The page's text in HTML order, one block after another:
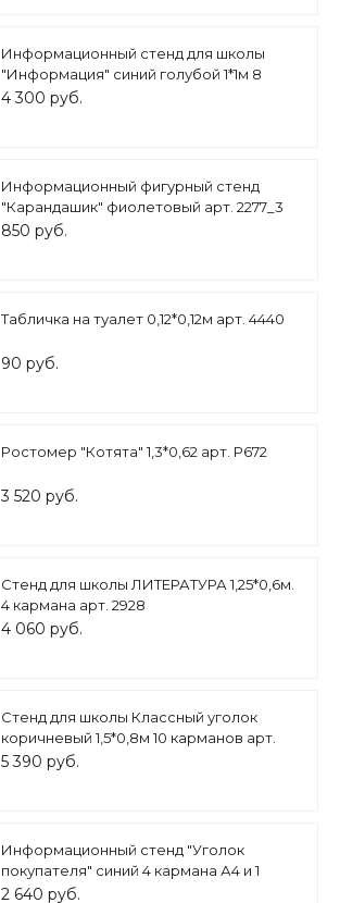
Информационный стенд для школы
"Информация" синий голубой 1*1м 8
карманов А4 арт. 3917
4 300 руб.
Информационный фигурный стенд
"Карандашик" фиолетовый арт. 2277_3
850 руб.
Табличка на туалет 0,12*0,12м арт. 4440
90 руб.
Ростомер "Котята" 1,3*0,62 арт. Р672
3 520 руб.
Стенд для школы ЛИТЕРАТУРА 1,25*0,6м.
4 кармана арт. 2928
4 060 руб.
Стенд для школы Классный уголок
коричневый 1,5*0,8м 10 карманов арт.
Ш295
5 390 руб.
Информационный стенд "Уголок
покупателя" синий 4 кармана А4 и 1
карман А5 0,7*0,85м арт.ПОТР742
2 640 руб.